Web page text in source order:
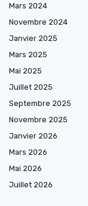
Mars 2024
Novembre 2024
Janvier 2025
Mars 2025
Mai 2025
Juillet 2025
Septembre 2025
Novembre 2025
Janvier 2026
Mars 2026
Mai 2026
Juillet 2026